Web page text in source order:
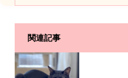
関連記事